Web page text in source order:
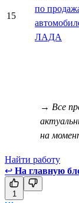
15
по
ЛАДА
→ Все
на
Найти работу
↩ На главную
1